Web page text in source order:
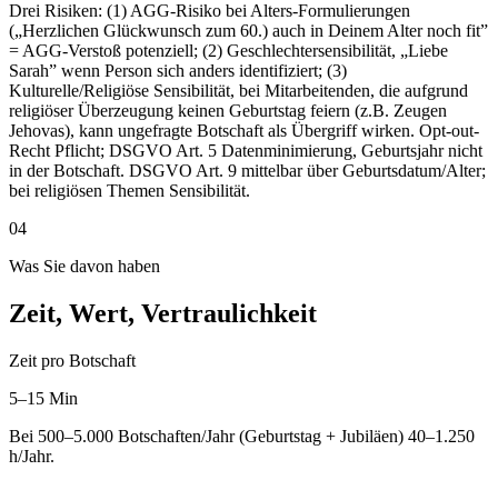
Drei Risiken: (1) AGG-Risiko bei Alters-Formulierungen
(„Herzlichen Glückwunsch zum 60.) auch in Deinem Alter noch fit”
= AGG-Verstoß potenziell; (2) Geschlechtersensibilität, „Liebe
Sarah” wenn Person sich anders identifiziert; (3)
Kulturelle/Religiöse Sensibilität, bei Mitarbeitenden, die aufgrund
religiöser Überzeugung keinen Geburtstag feiern (z.B. Zeugen
Jehovas), kann ungefragte Botschaft als Übergriff wirken. Opt-out-
Recht Pflicht; DSGVO Art. 5 Datenminimierung, Geburtsjahr nicht
in der Botschaft. DSGVO Art. 9 mittelbar über Geburtsdatum/Alter;
bei religiösen Themen Sensibilität.
04
Was Sie davon haben
Zeit, Wert, Vertraulichkeit
Zeit pro Botschaft
5–15 Min
Bei 500–5.000 Botschaften/Jahr (Geburtstag + Jubiläen) 40–1.250
h/Jahr.